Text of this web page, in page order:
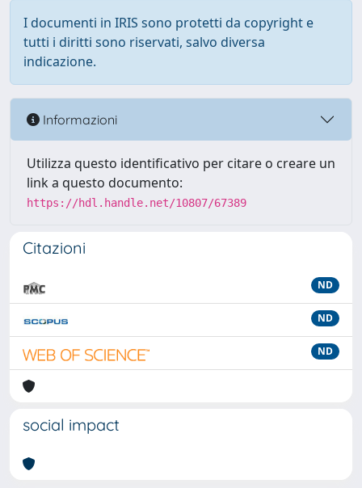
I documenti in IRIS sono protetti da copyright e
tutti i diritti sono riservati, salvo diversa
indicazione.
Informazioni
Utilizza questo identificativo per citare o creare un
link a questo documento:
https://hdl.handle.net/10807/67389
Citazioni
ND
ND
ND
social impact